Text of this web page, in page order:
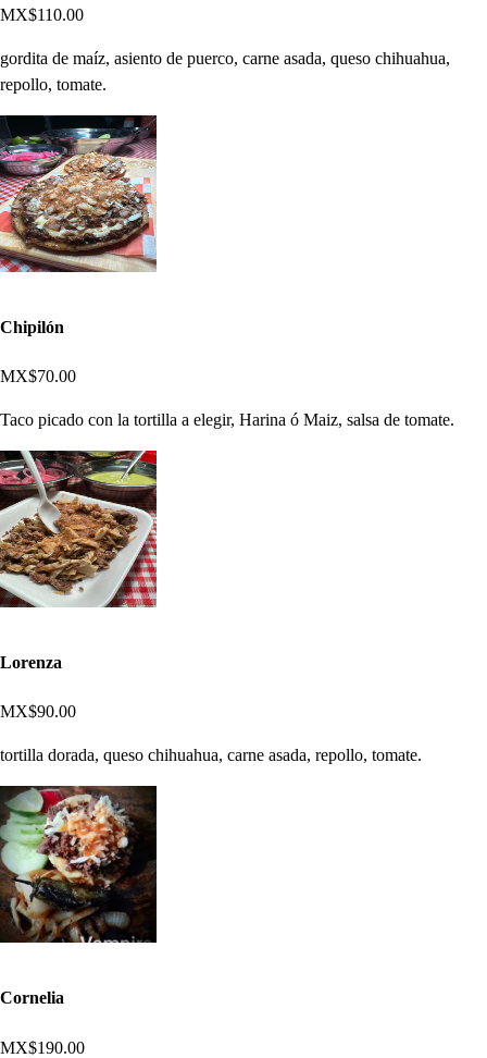
MX$110.00
gordita de maíz, asiento de puerco, carne asada, queso chihuahua,
repollo, tomate.
Chipilón
MX$70.00
Taco picado con la tortilla a elegir, Harina ó Maiz, salsa de tomate.
Lorenza
MX$90.00
tortilla dorada, queso chihuahua, carne asada, repollo, tomate.
Cornelia
MX$190.00